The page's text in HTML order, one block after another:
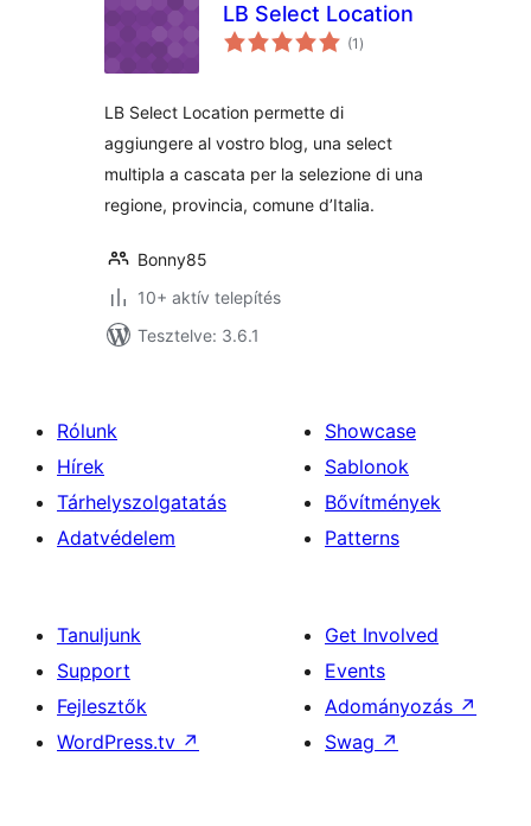
LB Select Location
(1 értékelés
összesen
)
LB Select Location permette di
aggiungere al vostro blog, una select
multipla a cascata per la selezione di una
regione, provincia, comune d’Italia.
Bonny85
10+ aktív telepítés
Tesztelve: 3.6.1
Rólunk
Hírek
Tárhelyszolgatatás
Adatvédelem
Showcase
Sablonok
Bővítmények
Patterns
Tanuljunk
Support
Fejlesztők
WordPress.tv ↗
Get Involved
Events
Adományozás ↗
Swag ↗